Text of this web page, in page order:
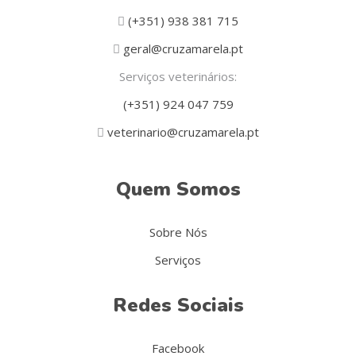
(+351) 938 381 715
geral@cruzamarela.pt
Serviços veterinários:
(+351) 924 047 759
veterinario@cruzamarela.pt
Quem Somos
Sobre Nós
Serviços
Redes Sociais
Facebook